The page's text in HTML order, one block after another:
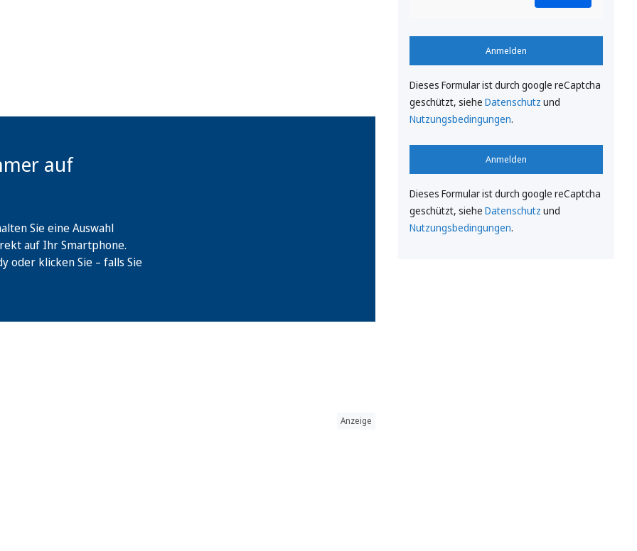
auf
Sie eine Auswahl
auf Ihr Smartphone.
oder klicken Sie – falls Sie
Anzeige
Anmelden
Dieses Formular ist durch google reCaptcha
geschützt, siehe Datenschutz und
Nutzungsbedingungen.
Anmelden
Dieses Formular ist durch google reCaptcha
geschützt, siehe Datenschutz und
Nutzungsbedingungen.